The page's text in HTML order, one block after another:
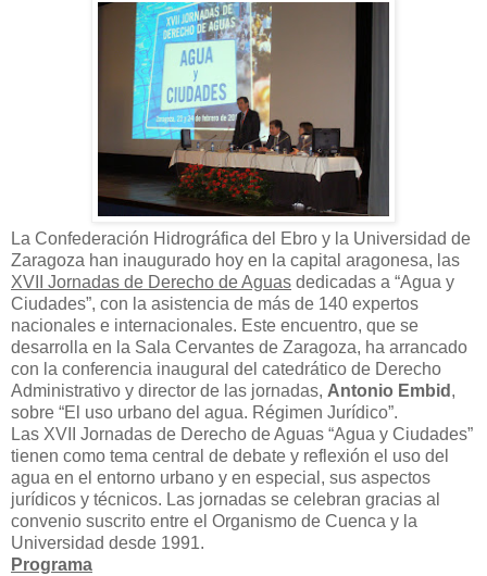
La Confederación Hidrográfica del Ebro y la Universidad de
Zaragoza han inaugurado hoy en la capital aragonesa, las
XVII Jornadas de Derecho de Aguas dedicadas a “Agua y
Ciudades”, con la asistencia de más de 140 expertos
nacionales e internacionales. Este encuentro, que se
desarrolla en la Sala Cervantes de Zaragoza, ha arrancado
con la conferencia inaugural del catedrático de Derecho
Administrativo y director de las jornadas, Antonio Embid ,
sobre “El uso urbano del agua. Régimen Jurídico”.
Las XVII Jornadas de Derecho de Aguas “Agua y Ciudades”
tienen como tema central de debate y reflexión el uso del
agua en el entorno urbano y en especial, sus aspectos
jurídicos y técnicos. Las jornadas se celebran gracias al
convenio suscrito entre el Organismo de Cuenca y la
Universidad desde 1991.
Programa